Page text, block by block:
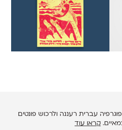
עברית רעננה ולרכוש פונטים
קראו עוד